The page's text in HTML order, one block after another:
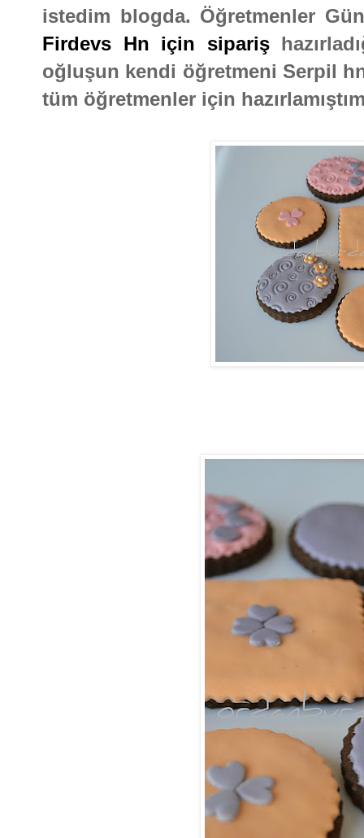
istedim blogda. Öğretmenler
Firdevs Hn için sipariş
oğluşun kendi öğretmeni Serpil
tüm öğretmenler için